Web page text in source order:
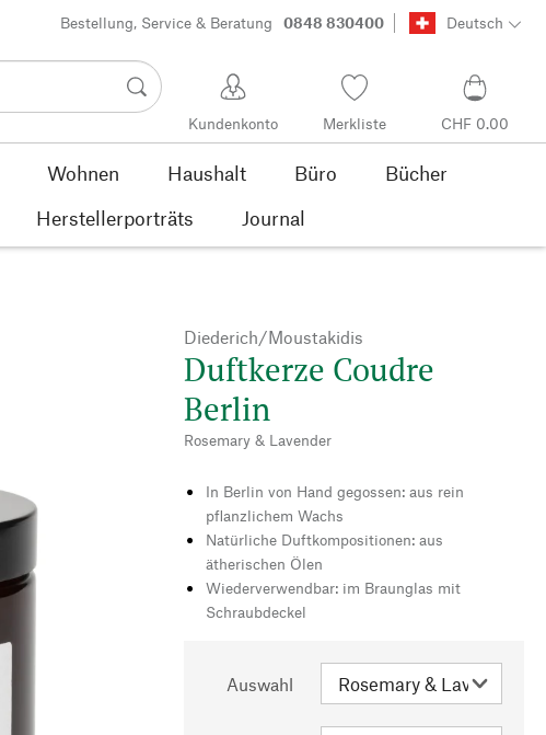
Bestellung, Service & Beratung 0848 830400 Deutsch
Kundenkonto Merkliste CHF 0.00
Wohnen Haushalt Büro
Bücher
Herstellerporträts Journal
Diederich/Moustakidis
Duftkerze Coudre
Berlin
Rosemary & Lavender
In Berlin von Hand gegossen: aus rein
pflanzlichem Wachs
Natürliche Duftkompositionen: aus
ätherischen Ölen
Wiederverwendbar: im Braunglas mit
Schraubdeckel
Auswahl